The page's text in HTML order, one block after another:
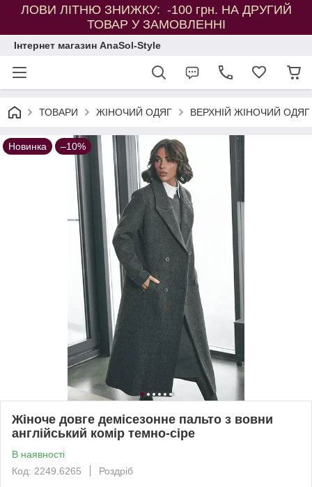
ЛОВИ ЛІТНЮ ЗНИЖКУ: -100 грн. НА ДРУГИЙ
ТОВАР У ЗАМОВЛЕННІ
Інтернет магазин AnaSol-Style
ТОВАРИ ЖІНОЧИЙ ОДЯГ ВЕРХНІЙ ЖІНОЧИЙ ОДЯГ
Новинка –10%
Жіноче довге демісезонне пальто з вовни
англійський комір темно-сіре
В наявності
Код: 2249.6265
Роздріб